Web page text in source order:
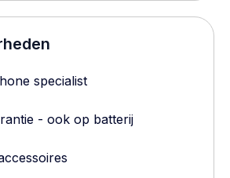
specialist
- ook op batterij